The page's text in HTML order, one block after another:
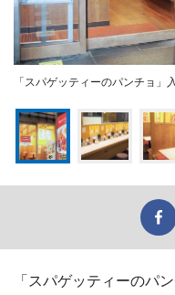
「スパゲッティーのパンチョ」
「スパゲッティーのパ